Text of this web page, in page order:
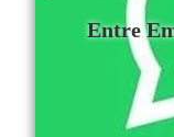
Entre